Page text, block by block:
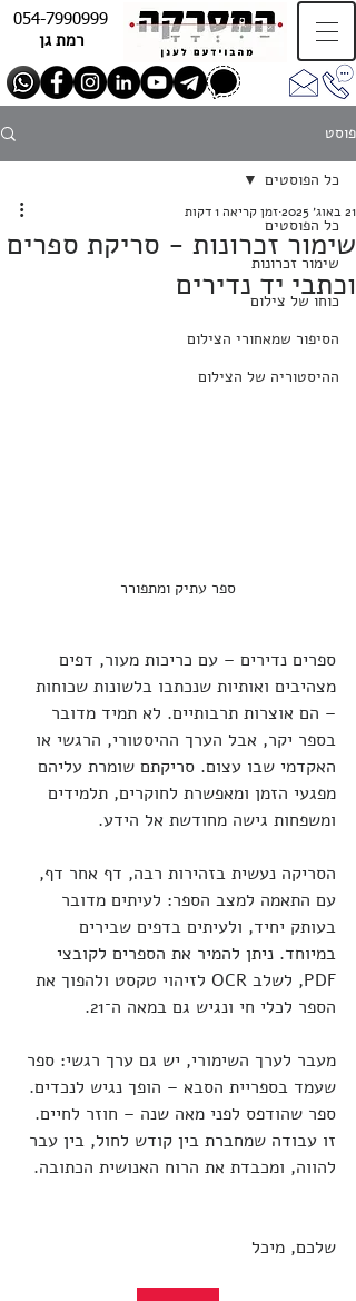
054-7990999
רמת גן
פוסט
כל הפוסטים
שימור זכרונות
כוחו של צילום
הסיפור שמאחורי הצילום
ההיסטוריה של הצילום
כל הפוסטים
שימור זכרונות - סריקת ספרים
וכתבי יד נדירים
21 באוג׳ 2025 זמן קריאה 1 דקות
ספר עתיק ומתפורר
ספרים נדירים – עם כריכות מעור, דפים
מצהיבים ואותיות שנכתבו בלשונות שכוחות
– הם אוצרות תרבותיים. לא תמיד מדובר
בספר יקר, אבל הערך ההיסטורי, הרגשי או
האקדמי שבו עצום. סריקתם שומרת עליהם
מפגעי הזמן ומאפשרת לחוקרים, תלמידים
ומשפחות גישה מחודשת אל הידע.
הסריקה נעשית בזהירות רבה, דף אחר דף,
עם התאמה למצב הספר: לעיתים מדובר
בעותק יחיד, ולעיתים בדפים שבירים
במיוחד. ניתן להמיר את הספרים לקובצי
PDF, לשלב OCR לזיהוי טקסט ולהפוך את
הספר לכלי חי ונגיש גם במאה ה־21.
מעבר לערך השימורי, יש גם ערך רגשי: ספר
שעמד בספריית הסבא – הופך נגיש לנכדים.
ספר שהודפס לפני מאה שנה – חוזר לחיים.
זו עבודה שמחברת בין קודש לחול, בין עבר
להווה, ומכבדת את הרוח האנושית הכתובה.
שלכם, מיכל